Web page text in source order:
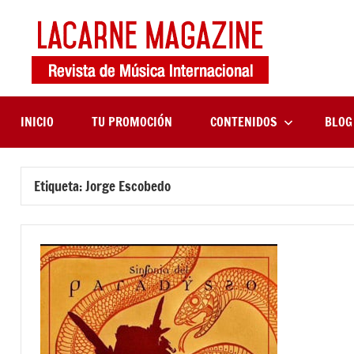
contenido
música
internacional
INICIO TU PROMOCIÓN CONTENIDOS BLOG
Etiqueta:Jorge Escobedo